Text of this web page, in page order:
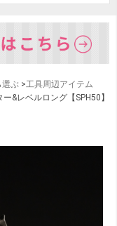
選ぶ >工具周辺アイテム
&レベルロング【SPH50】